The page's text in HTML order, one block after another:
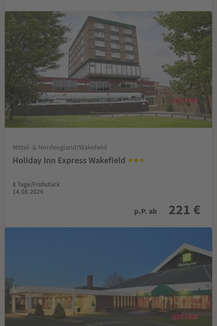
Mittel- & Nordengland/Wakefield
Holiday Inn Express Wakefield
8 Tage/Frühstück
14.08.2026
p.P. ab 221 €